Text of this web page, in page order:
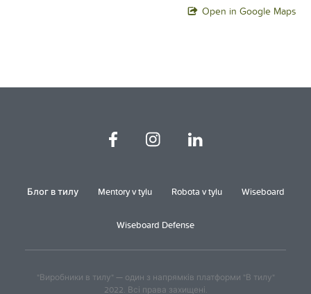
Open in Google Maps
Блог в тилу Mentory v tylu Robota v tylu Wiseboard
Wiseboard Defense
"Виробники в тилу" — один з напрямків платформи "В тилу"
2022. Всі права захищені.